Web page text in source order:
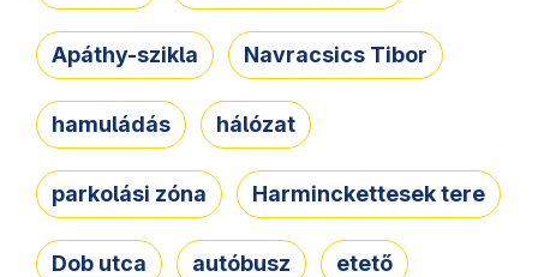
Apáthy-szikla Navracsics Tibor
hamuládás hálózat
parkolási zóna Harminckettesek tere
Dob utca autóbusz etető